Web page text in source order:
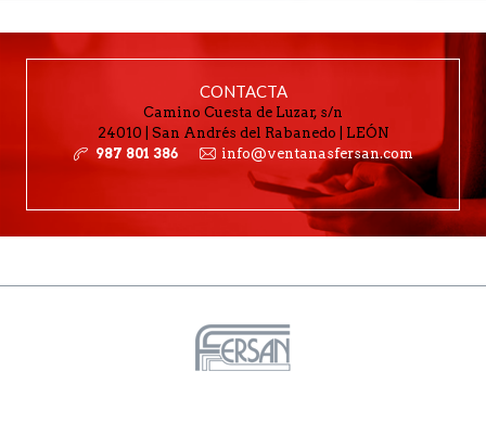
CONTACTA
Camino Cuesta de Luzar, s/n
24010 | San Andrés del Rabanedo | LEÓN
987 801 386
info@ventanasfersan.com